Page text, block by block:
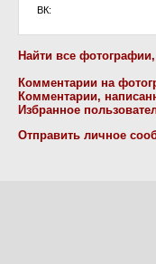
ВК:
Найти все
Комментарии на
Комментарии,
Избранное
Отправить личное